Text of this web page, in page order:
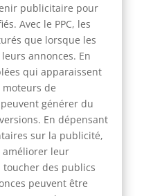
publicitaire pour
Avec le PPC, les
que lorsque les
annonces. En
qui apparaissent
de
générer du
En dépensant
sur la publicité,
améliorer leur
des publics
peuvent être